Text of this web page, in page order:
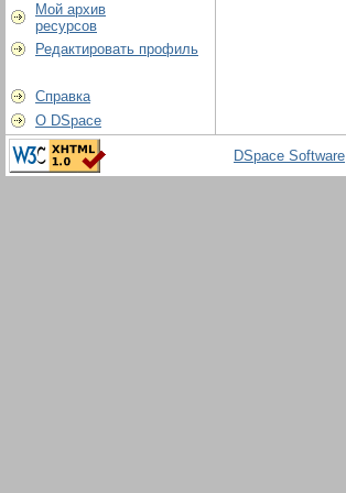
Мой архив
ресурсов
Редактировать профиль
Справка
О DSpace
DSpace Software